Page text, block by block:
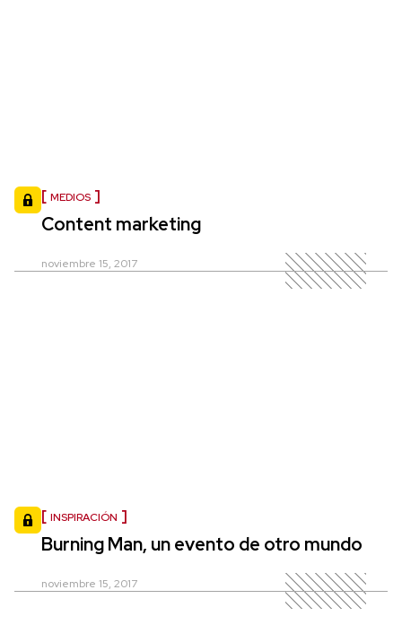
MEDIOS
Content marketing
noviembre 15, 2017
INSPIRACIÓN
Burning Man, un evento de otro mundo
noviembre 15, 2017